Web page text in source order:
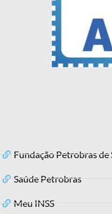
Fundação Petrobras de
Saúde Petrobras
Meu INSS